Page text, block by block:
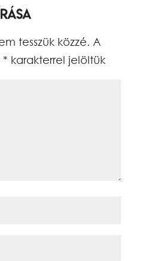
tesszük közzé. A
* karakterrel jelöltük